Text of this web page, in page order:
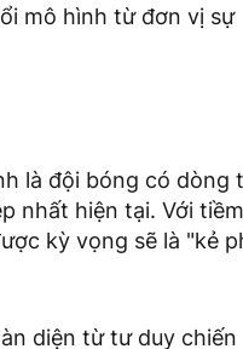
mô hình từ đơn vị sự
là đội bóng có dòng
nhất hiện tại. Với
kỳ vọng sẽ là "kẻ
diện từ tư duy chiến